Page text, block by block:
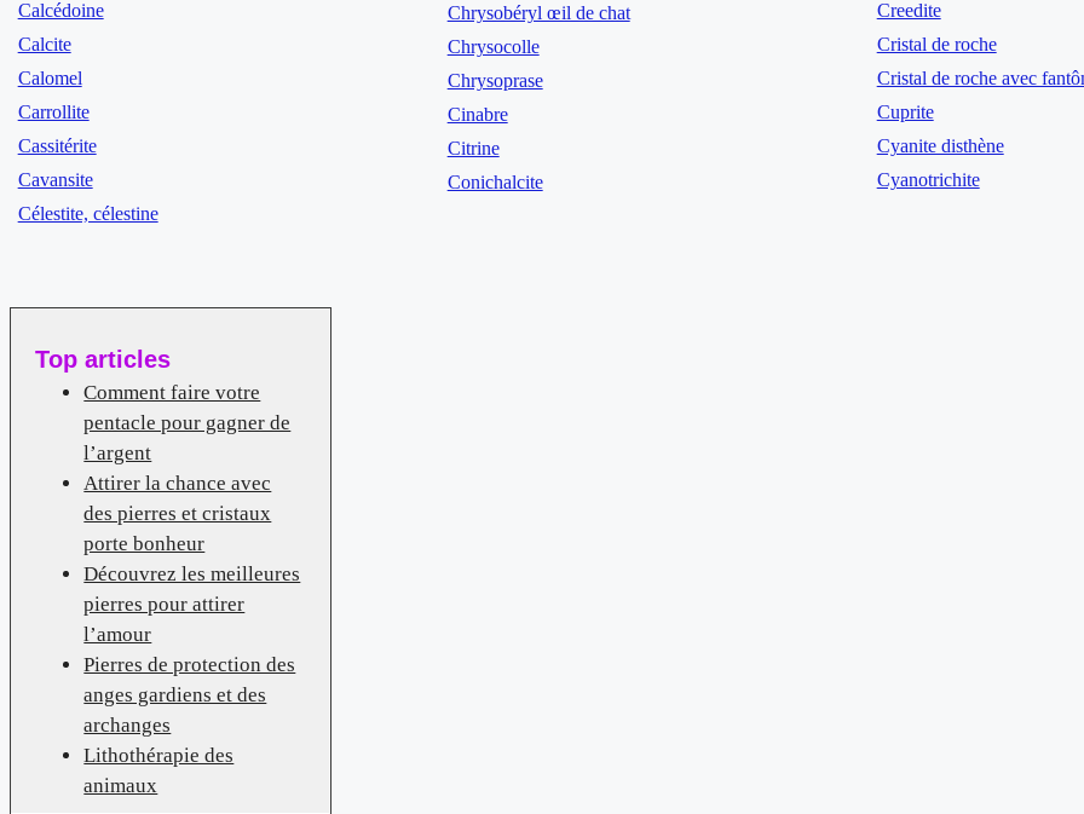
Calcédoine
Calcite
Calomel
Carrollite
Cassitérite
Cavansite
Célestite, célestine
Chrysobéryl œil de chat
Chrysocolle
Chrysoprase
Cinabre
Citrine
Conichalcite
Creedite
Cristal de roche
Cristal de roche avec
Cuprite
Cyanite disthène
Cyanotrichite
Top articles
Comment faire votre
pentacle pour gagner de
l’argent
Attirer la chance avec
des pierres et cristaux
porte bonheur
Découvrez les meilleures
pierres pour attirer
l’amour
Pierres de protection des
anges gardiens et des
archanges
Lithothérapie des
animaux